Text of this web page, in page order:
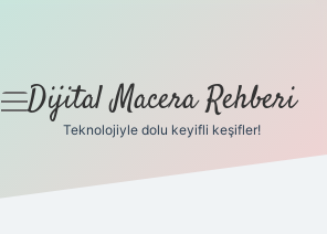
menüyü
Dijital Macera Rehberi
Teknolojiyle dolu keyifli keşifler!